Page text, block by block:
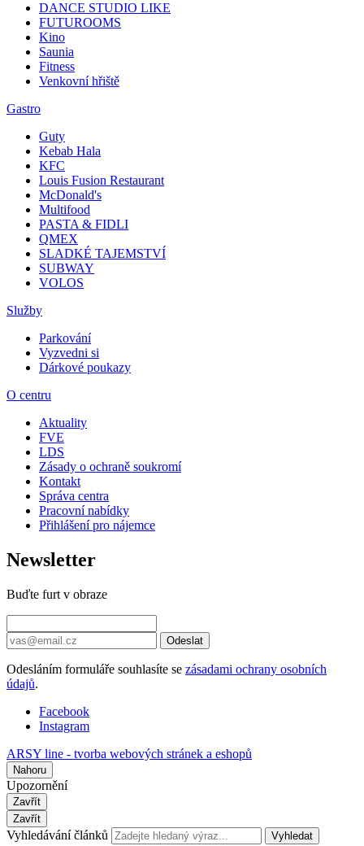
DANCE STUDIO LIKE
FUTUROOMS
Kino
Saunia
Fitness
Venkovní hřiště
Gastro
Guty
Kebab Hala
KFC
Louis Fusion Restaurant
McDonald's
Multifood
PASTA & FIDLI
QMEX
SLADKÉ TAJEMSTVÍ
SUBWAY
VOLOS
Služby
Parkování
Vyzvedni si
Dárkové poukazy
O centru
Aktuality
FVE
LDS
Zásady o ochraně soukromí
Kontakt
Správa centra
Pracovní nabídky
Přihlášení pro nájemce
Newsletter
Buďte furt v obraze
Odeslat
Odesláním formuláře souhlasíte se zásadami ochrany osobních
údajů.
Facebook
Instagram
ARSY line - tvorba webových stránek a eshopů
Nahoru
Upozornění
Zavřít
Zavřít
Vyhledávání článků Vyhledat